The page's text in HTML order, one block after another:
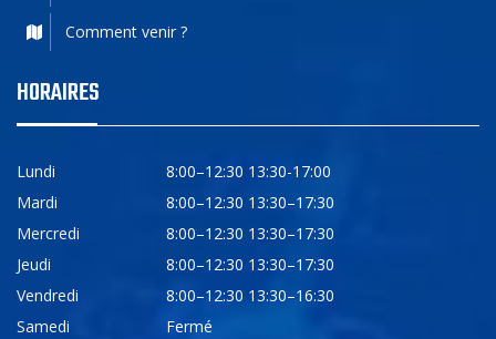
Comment venir ?
HORAIRES
Lundi
8:00–12:30 13:30-17:00
Mardi
8:00–12:30 13:30–17:30
Mercredi
8:00–12:30 13:30–17:30
Jeudi
8:00–12:30 13:30–17:30
Vendredi
8:00–12:30 13:30–16:30
Samedi
Fermé